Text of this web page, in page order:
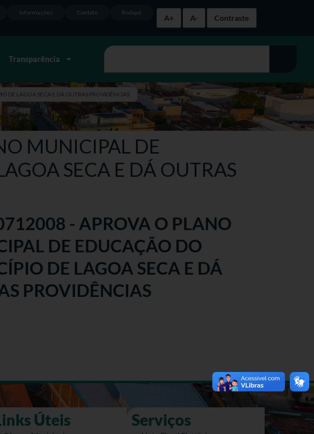
A+
A- Contraste
Rodapé
Contato
Informações
Transparência
DE LAGOA SECA E DÁ OUTRAS PROVIDÊNCIAS
MUNICIPAL DE
SECA E DÁ OUTRAS
- APROVA O PLANO
DE EDUCAÇÃO DO
DE LAGOA SECA E DÁ
PROVIDÊNCIAS
Úteis Serviços